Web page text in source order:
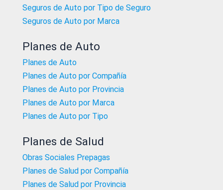
Seguros de Auto por Tipo de Seguro
Seguros de Auto por Marca
Planes de Auto
Planes de Auto
Planes de Auto por Compañía
Planes de Auto por Provincia
Planes de Auto por Marca
Planes de Auto por Tipo
Planes de Salud
Obras Sociales Prepagas
Planes de Salud por Compañía
Planes de Salud por Provincia